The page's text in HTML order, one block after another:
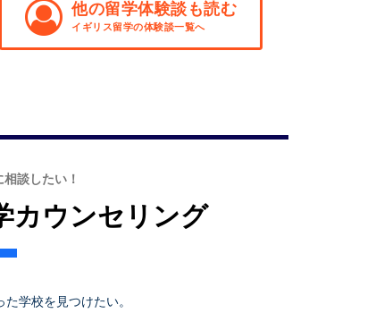
他の留学体験談も読む
イギリス留学の体験談一覧へ
談したい！
カウンセリング
た学校を見つけたい。